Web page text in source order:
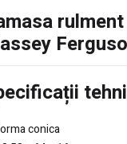
conica